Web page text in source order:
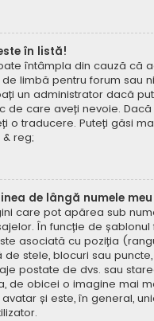
în listă!
întâmpla din cauză că
limbă pentru forum sau
un administrator dacă
de care aveți nevoie.
o traducere. Puteți găsi
& reg;
de lângă numele
care pot apărea sub
În funcție de șablonul
asociată cu poziția
stele, blocuri sau
postate de dvs. sau
de obicei o imagine mai
și este, în general,